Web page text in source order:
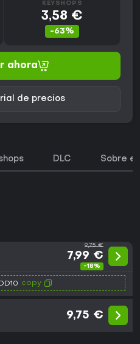
KEYSHOPS
3,58 €
-63%
ahora
de precios
DLC Sobre
9,75 €
7,99 €
-18%
copy
9,75 €